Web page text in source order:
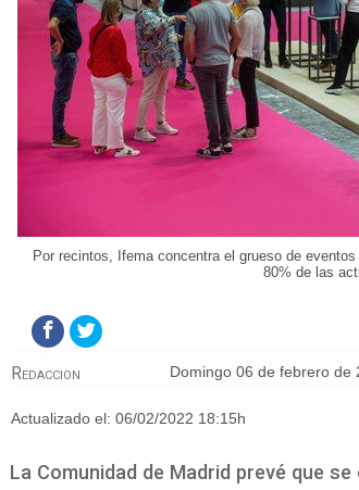
Por recintos, Ifema concentra el grueso de
80% de las
domingo 06 de febrero de
Redaccion
Actualizado el: 06/02/2022 18:15h
La Comunidad de Madrid prevé que